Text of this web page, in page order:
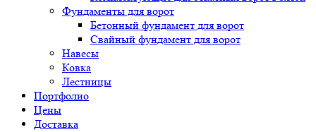
Фундаменты для ворот
Бетонный фундамент для ворот
Свайный фундамент для ворот
Навесы
Ковка
Лестницы
Портфолио
Цены
Доставка